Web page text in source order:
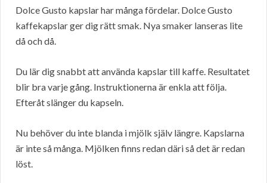
Dolce Gusto kapslar har många fördelar. Dolce Gusto
kaffekapslar ger dig rätt smak. Nya smaker lanseras lite
då och då.
Du lär dig snabbt att använda kapslar till kaffe. Resultatet
blir bra varje gång. Instruktionerna är enkla att följa.
Efteråt slänger du kapseln.
Nu behöver du inte blanda i mjölk själv längre. Kapslarna
är inte så många. Mjölken finns redan däri så det är redan
löst.